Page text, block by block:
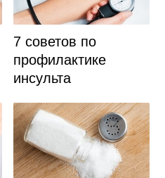
7 советов по
профилактике
инсульта